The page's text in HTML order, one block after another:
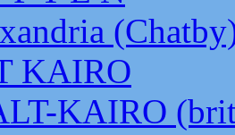
KAIRO
KAIRO